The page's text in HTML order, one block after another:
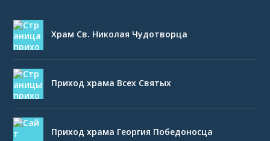
Храм Св. Николая Чудотворца
Приход храма Всех Святых
Приход храма Георгия Победоносца